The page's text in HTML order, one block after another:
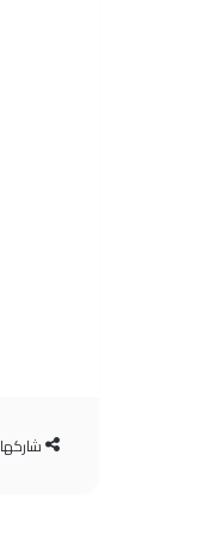
شاركها